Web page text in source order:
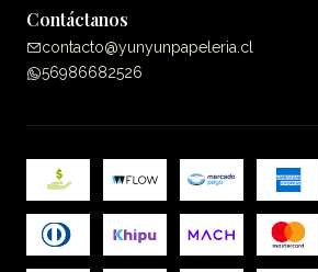
Contáctanos
contacto@yunyunpapeleria.cl
56986682526